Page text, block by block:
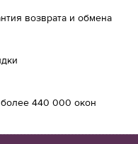
возврата и обмена
440 000 окон